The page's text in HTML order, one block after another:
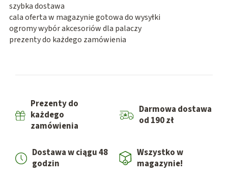
szybka dostawa
cala oferta w magazynie gotowa do wysyłki
ogromy wybór akcesoriów dla palaczy
prezenty do każdego zamówienia
Prezenty do
każdego
zamówienia
Darmowa dostawa
od 190 zł
Dostawa w ciągu 48
godzin
Wszystko w
magazynie!